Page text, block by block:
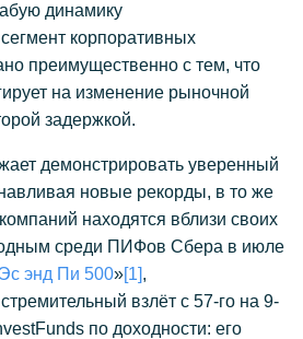
динамику
корпоративных
преимущественно с тем, что
на изменение рыночной
задержкой.
демонстрировать уверенный
новые рекорды, в то же
находятся вблизи своих
среди ПИФов Сбера в июле
энд Пи 500»[1],
взлёт с 57-го на 9-
по доходности: его